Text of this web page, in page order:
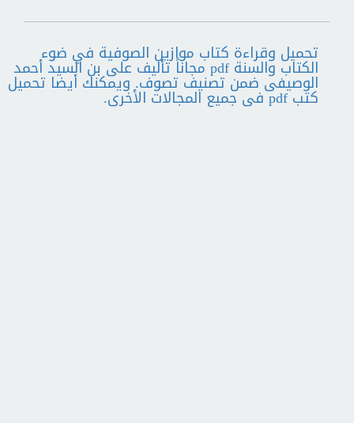
تحميل وقراءة كتاب موازين الصوفية في ضوء
الكتاب والسنة pdf مجاناً تأليف على بن السيد أحمد
الوصيفى ضمن تصنيف تصوف. ويمكنك أيضا تحميل
كتب pdf فى جميع المجالات الأخرى.